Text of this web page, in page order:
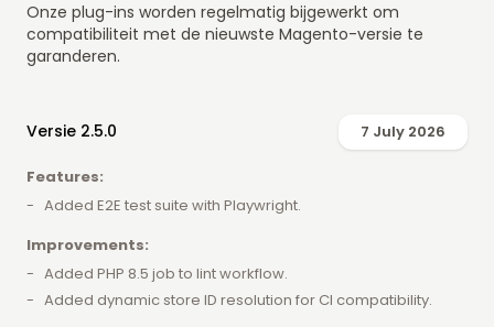
Onze plug-ins worden regelmatig bijgewerkt om
compatibiliteit met de nieuwste Magento-versie te
garanderen.
Versie 2.5.0 7 July 2026
Features:
Added E2E test suite with Playwright.
Improvements:
Added PHP 8.5 job to lint workflow.
Added dynamic store ID resolution for CI compatibility.